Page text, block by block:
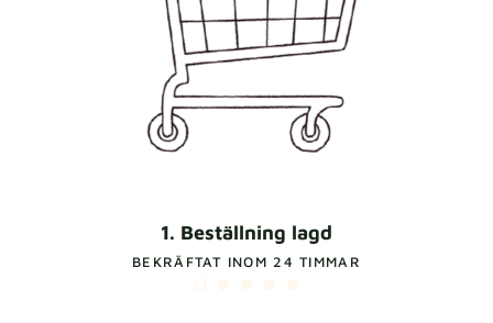
BEKRÄFTAT INOM 24 TIMMAR
1. Beställning lagd